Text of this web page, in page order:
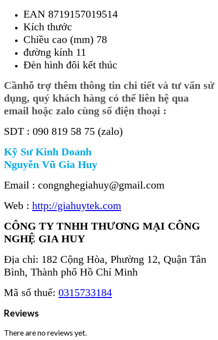
EAN 8719157019514
Kích thước
Chiều cao (mm) 78
đường kính 11
Đèn hình đôi kết thúc
Cầnhỗ trợ thêm thông tin chi tiết và tư vấn sử
dụng, quý khách hàng có thể liên hệ qua
email hoặc zalo cùng số điện thoại :
SDT : 090 819 58 75 (zalo)
Kỹ Sư Kinh Doanh
Nguyễn Vũ Gia Huy
Email : congnghegiahuy@gmail.com
Web : http://giahuytek.com
CÔNG TY TNHH THƯƠNG MẠI CÔNG
NGHỆ GIA HUY
Địa chỉ: 182 Cộng Hòa, Phường 12, Quận Tân
Bình, Thành phố Hồ Chí Minh
Mã số thuế: 0315733184
Reviews
There are no reviews yet.